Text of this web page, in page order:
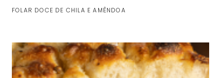
FOLAR DOCE DE CHILA E AMÊNDOA